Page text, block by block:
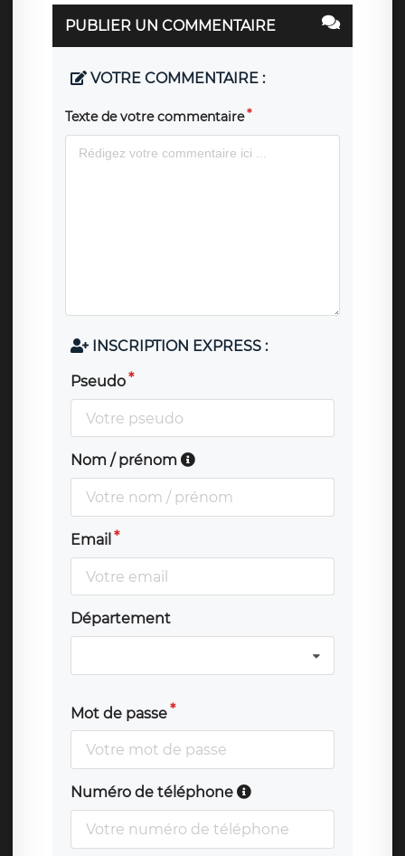
PUBLIER UN COMMENTAIRE
VOTRE COMMENTAIRE :
Texte de votre commentaire
INSCRIPTION EXPRESS :
Pseudo
Nom / prénom
Email
Département
Mot de passe
Numéro de téléphone